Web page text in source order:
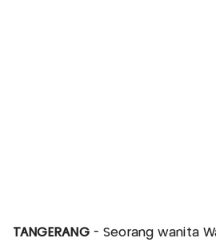
TANGERANG - Seorang wanita